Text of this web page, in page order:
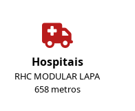
Hospitais
RHC MODULAR LAPA
658 metros